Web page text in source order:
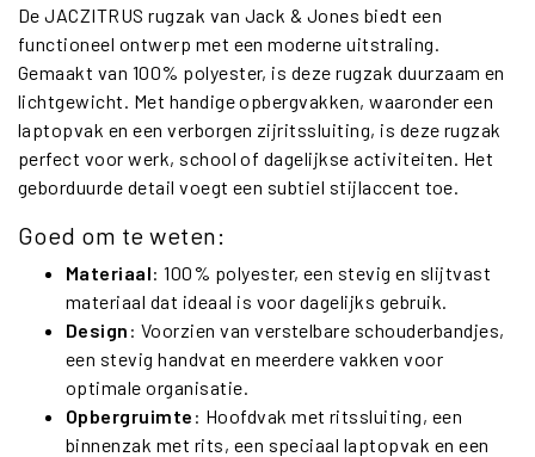
De JACZITRUS rugzak van Jack & Jones biedt een
functioneel ontwerp met een moderne uitstraling.
Gemaakt van 100% polyester, is deze rugzak duurzaam en
lichtgewicht. Met handige opbergvakken, waaronder een
laptopvak en een verborgen zijritssluiting, is deze rugzak
perfect voor werk, school of dagelijkse activiteiten. Het
geborduurde detail voegt een subtiel stijlaccent toe.
Goed om te weten:
Materiaal: 100% polyester, een stevig en slijtvast
materiaal dat ideaal is voor dagelijks gebruik.
Design : Voorzien van verstelbare schouderbandjes,
een stevig handvat en meerdere vakken voor
optimale organisatie.
Opbergruimte : Hoofdvak met ritssluiting, een
binnenzak met rits, een speciaal laptopvak en een